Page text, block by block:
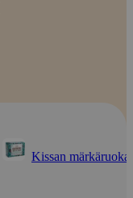
Kissan märkäruoka